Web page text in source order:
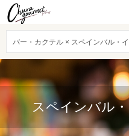
バー・カクテル × スペインバル・
スペインバル